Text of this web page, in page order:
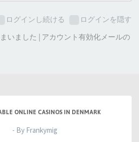
ログインし続ける ログインを隠す
いました | アカウント有効化メールの
ONLINE CASINOS IN DENMARK
- By Frankymig